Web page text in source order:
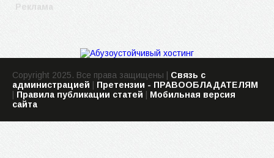
Реклама
Copyright 2025. Все права защищены | Связь с
администрацией
Претензии - ПРАВООБЛАДАТЕЛЯМ
Правила публикации статей
Мобильная версия
сайта